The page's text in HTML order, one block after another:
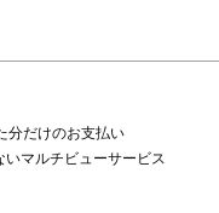
分だけのお支払い
マルチビューサービス